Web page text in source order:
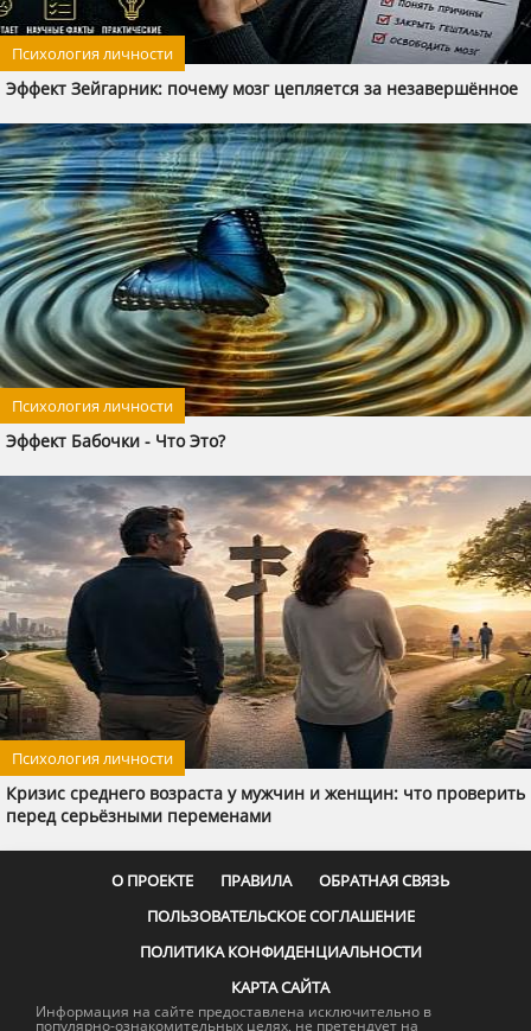
Психология личности
Эффект Зейгарник: почему мозг цепляется за незавершённое
Психология личности
Эффект Бабочки - Что Это?
Психология личности
Кризис среднего возраста у мужчин и женщин: что проверить
перед серьёзными переменами
О ПРОЕКТЕ ПРАВИЛА
ОБРАТНАЯ СВЯЗЬ
ПОЛЬЗОВАТЕЛЬСКОЕ СОГЛАШЕНИЕ
ПОЛИТИКА КОНФИДЕНЦИАЛЬНОСТИ
КАРТА САЙТА
Информация на сайте предоставлена исключительно в
популярно-ознакомительных целях, не претендует на